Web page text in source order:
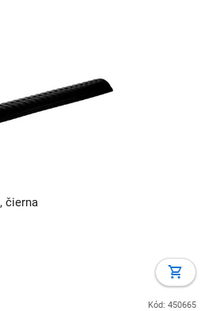
čierna
Kód: 450665